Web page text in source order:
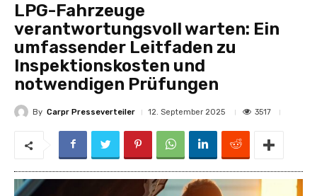
LPG-Fahrzeuge
verantwortungsvoll warten: Ein
umfassender Leitfaden zu
Inspektionskosten und
notwendigen Prüfungen
By Carpr Presseverteiler 12. September 2025 3517